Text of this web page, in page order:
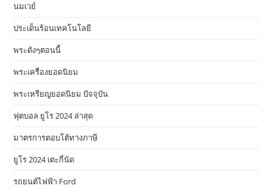
นมเวย์
ประเด็นร้อนเทคโนโลยี
พระดังๆตอนนี้
พระเครื่องยอดนิยม
พระเหรียญยอดนิยม ปัจจุบัน
ฟุตบอล ยูโร 2024 ล่าสุด
มาตรการตอบโต้ทางภาษี
ยูโร 2024 เตะกี่นัด
รถยนต์ไฟฟ้า Ford